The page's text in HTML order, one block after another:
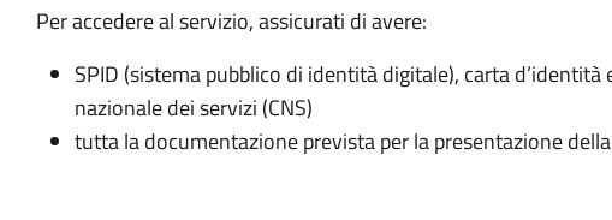
Per accedere al servizio, assicurati di avere:
SPID (sistema pubblico di identità digitale), carta d’identità
nazionale dei servizi (CNS)
tutta la documentazione prevista per la presentazione